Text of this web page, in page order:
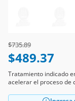
Price reduced from
$735.89to
$489.37
Tratamiento indicado
acelerar el proceso de